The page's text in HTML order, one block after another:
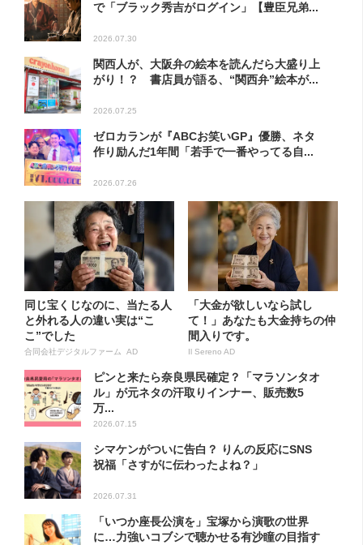
で「ブラック秀吉がログイン」【豊臣兄弟...
2026.07.30
関西人が、大阪弁の絵本を読んだら大盛り上
がり！？ 書店員が語る、“関西弁”絵本が...
2026.07.25
ゼロカランが『ABCお笑いGP』優勝、ネタ
作り励んだ1年間「若手で一番やってる自...
2026.07.26
同じ宝くじなのに、当たる人
と外れる人の違い実は“こ
こ”でした
合同会社デジタルファーム AD
「大金が欲しいなら試し
て！」あなたも大金持ちの仲
間入りです。
Il Sereno AD
ピンと来たら奈良県民確定？「マラソンタオ
ル」が元ネタの汗取りインナー、販売数5
万...
2026.07.15
シマケンがついに告白？ りんの反応にSNS
祝福「さすがに伝わったよね？」
2026.07.31
「いつか座長公演を」宝塚から演歌の世界
に…力強いコブシで聴かせる有沙瞳の目指す